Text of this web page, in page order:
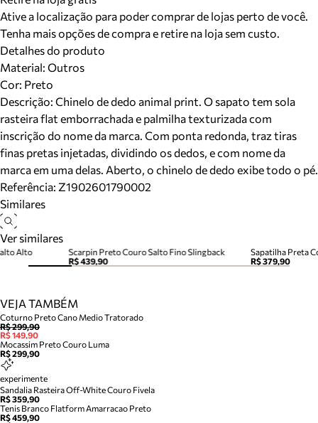
Ative a localização para poder comprar de lojas perto de você.
Tenha mais opções de compra e retire na loja sem custo.
Detalhes do produto
Material: Outros
Cor: Preto
Descrição: Chinelo de dedo animal print. O sapato tem sola
rasteira flat emborrachada e palmilha texturizada com
inscrição do nome da marca. Com ponta redonda, traz tiras
finas pretas injetadas, dividindo os dedos, e com nome da
marca em uma delas. Aberto, o chinelo de dedo exibe todo o pé.
Referência: Z1902601790002
Similares
Ver similares
Scarpin Preto Couro Salto Fino Slingback
R$ 439,90
Sapatilha Preta
R$ 379,90
Alto
VEJA TAMBÉM
Coturno Preto Cano Medio Tratorado
R$ 299,90
R$ 149,90
Mocassim Preto Couro Luma
R$ 299,90
experimente
Sandalia Rasteira Off-White Couro Fivela
R$ 359,90
Tenis Branco Flatform Amarracao Preto
R$ 459,90